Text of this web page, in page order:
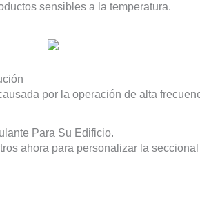
sensibles a la temperatura.
por la operación de alta
Para Su Edificio.
ahora para personalizar la